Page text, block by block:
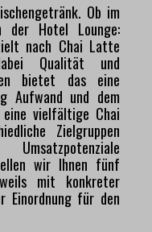
Ob im
der Hotel Lounge:
nach Chai Latte
Qualität und
bietet das eine
Aufwand und dem
vielfältige Chai
Zielgruppen
wir Ihnen fünf
mit konkreter
Einordnung für den